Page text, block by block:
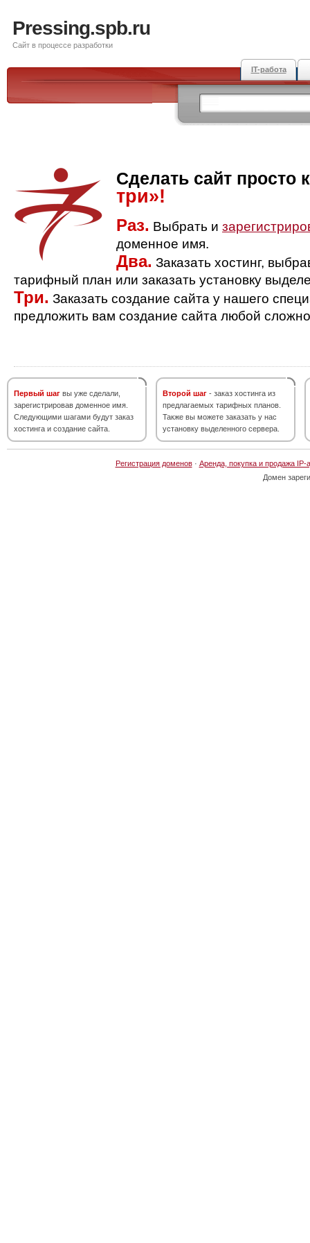
Pressing.spb.ru
Сайт в процессе разработки
IT-работа
Сделать сайт просто
три»!
Раз. Выбрать и
доменное имя.
Два. Заказать хостинг,
тарифный план или заказать установку
Три. Заказать создание сайта у нашего
предложить вам создание сайта любой
Первый шаг вы уже сделали,
зарегистрировав доменное имя.
Следующими шагами будут заказ
хостинга и создание сайта.
Второй шаг - заказ хостинга из
предлагаемых тарифных планов.
Также вы можете заказать у нас
установку выделенного сервера.
Регистрация доменов· Аренда, покупка и продажа IP-
Домен